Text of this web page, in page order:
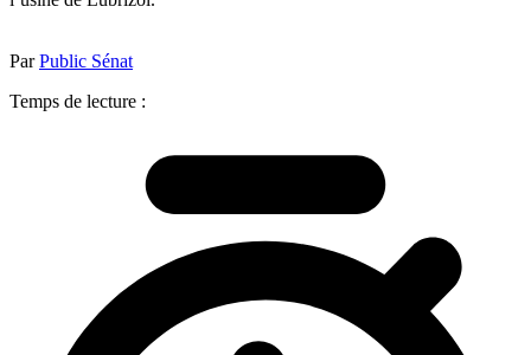
ParPublic Sénat
Temps de lecture :